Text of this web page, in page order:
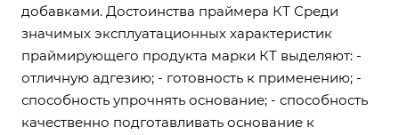
добавками. Достоинства праймера КТ Среди
значимых эксплуатационных характеристик
праймирующего продукта марки КТ выделяют: -
отличную адгезию; - готовность к применению; -
способность упрочнять основание; - способность
качественно подготавливать основание к